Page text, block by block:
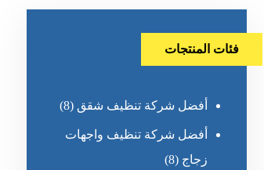
فئات المنتجات
أفضل شركة تنظيف شقق (8)
أفضل شركة تنظيف واجهات
زجاج (8)